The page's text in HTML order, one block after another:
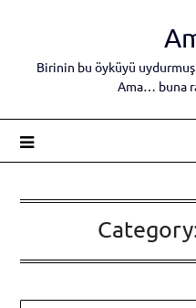
contentBirinin bu öyküyü
Ama… buna